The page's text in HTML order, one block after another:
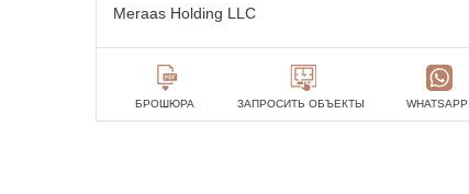
Meraas Holding LLC
БРОШЮРА ЗАПРОСИТЬ ОБЪЕКТЫ WHATSAPP